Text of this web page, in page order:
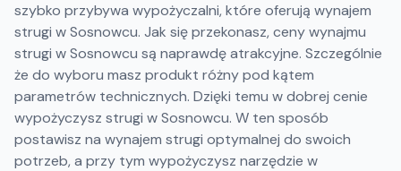
szybko przybywa wypożyczalni, które oferują wynajem
strugi w Sosnowcu. Jak się przekonasz, ceny wynajmu
strugi w Sosnowcu są naprawdę atrakcyjne. Szczególnie
że do wyboru masz produkt różny pod kątem
parametrów technicznych. Dzięki temu w dobrej cenie
wypożyczysz strugi w Sosnowcu. W ten sposób
postawisz na wynajem strugi optymalnej do swoich
potrzeb, a przy tym wypożyczysz narzędzie w